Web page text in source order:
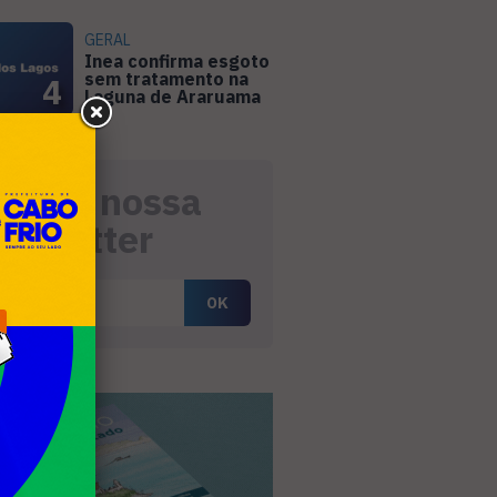
4
GERAL
Inea confirma esgoto
sem tratamento na
Laguna de Araruama
nossa